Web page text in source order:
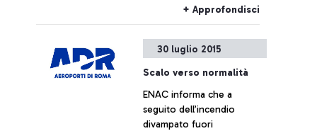
non intende commentare le
cifre fornite da Alitalia
+ Approfondisci
30 luglio 2015
Scalo verso normalità
ENAC informa che a
seguito dell’incendio
divampato fuori